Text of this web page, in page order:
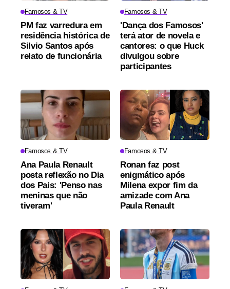
Famosos & TV
PM faz varredura em
residência histórica de
Silvio Santos após
relato de funcionária
Famosos & TV
'Dança dos Famosos'
terá ator de novela e
cantores: o que Huck
divulgou sobre
participantes
Famosos & TV
Ana Paula Renault
posta reflexão no Dia
dos Pais: 'Penso nas
meninas que não
tiveram'
Famosos & TV
Ronan faz post
enigmático após
Milena expor fim da
amizade com Ana
Paula Renault